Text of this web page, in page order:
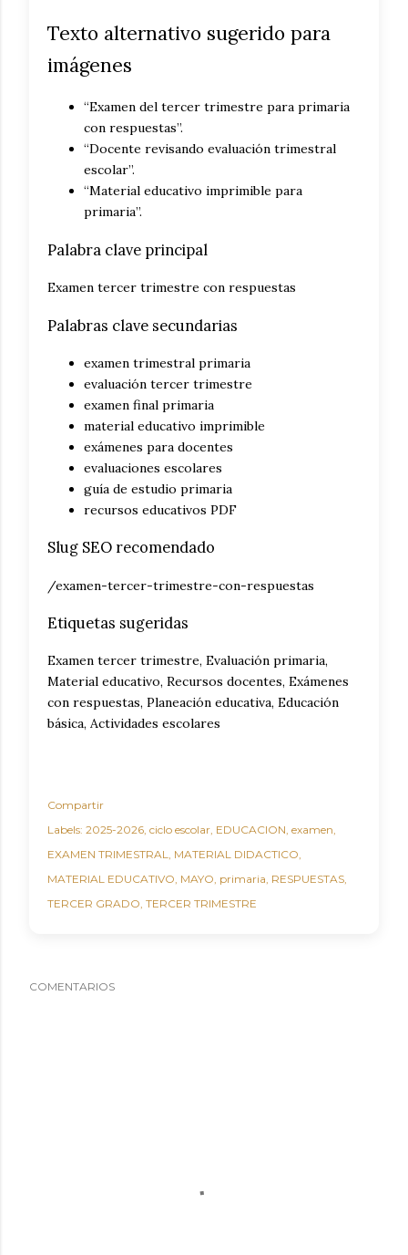
Texto alternativo sugerido para
imágenes
“Examen del tercer trimestre para primaria
con respuestas”.
“Docente revisando evaluación trimestral
escolar”.
“Material educativo imprimible para
primaria”.
Palabra clave principal
Examen tercer trimestre con respuestas
Palabras clave secundarias
examen trimestral primaria
evaluación tercer trimestre
examen final primaria
material educativo imprimible
exámenes para docentes
evaluaciones escolares
guía de estudio primaria
recursos educativos PDF
Slug SEO recomendado
/examen-tercer-trimestre-con-respuestas
Etiquetas sugeridas
Examen tercer trimestre, Evaluación primaria,
Material educativo, Recursos docentes, Exámenes
con respuestas, Planeación educativa, Educación
básica, Actividades escolares
Compartir
Labels: 2025-2026 ciclo escolar EDUCACION examen
EXAMEN TRIMESTRAL MATERIAL DIDACTICO
MATERIAL EDUCATIVO MAYO primaria RESPUESTAS
TERCER GRADO TERCER TRIMESTRE
COMENTARIOS